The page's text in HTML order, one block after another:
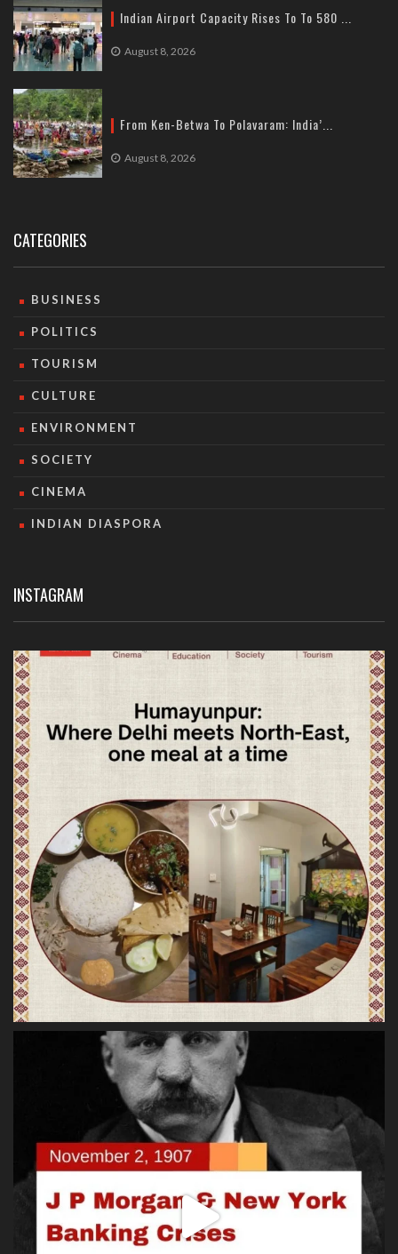
Indian Airport Capacity Rises To To 580 ...
August 8, 2026
From Ken-Betwa To Polavaram: India’...
August 8, 2026
CATEGORIES
BUSINESS
POLITICS
TOURISM
CULTURE
ENVIRONMENT
SOCIETY
CINEMA
INDIAN DIASPORA
INSTAGRAM